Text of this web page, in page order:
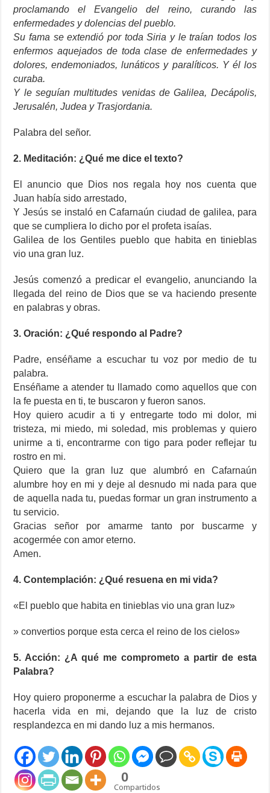
proclamando el Evangelio del reino, curando las
enfermedades y dolencias del pueblo.
Su fama se extendió por toda Siria y le traían todos los
enfermos aquejados de toda clase de enfermedades y
dolores, endemoniados, lunáticos y paralíticos. Y él los
curaba.
Y le seguían multitudes venidas de Galilea, Decápolis,
Jerusalén, Judea y Trasjordania.
Palabra del señor.
2. Meditación: ¿Qué me dice el texto?
El anuncio que Dios nos regala hoy nos cuenta que
Juan había sido arrestado,
Y Jesús se instaló en Cafarnaún ciudad de galilea, para
que se cumpliera lo dicho por el profeta isaías.
Galilea de los Gentiles pueblo que habita en tinieblas
vio una gran luz.
Jesús comenzó a predicar el evangelio, anunciando la
llegada del reino de Dios que se va haciendo presente
en palabras y obras.
3. Oración: ¿Qué respondo al Padre?
Padre, enséñame a escuchar tu voz por medio de tu
palabra.
Enséñame a atender tu llamado como aquellos que con
la fe puesta en ti, te buscaron y fueron sanos.
Hoy quiero acudir a ti y entregarte todo mi dolor, mi
tristeza, mi miedo, mi soledad, mis problemas y quiero
unirme a ti, encontrarme con tigo para poder reflejar tu
rostro en mi.
Quiero que la gran luz que alumbró en Cafarnaún
alumbre hoy en mi y deje al desnudo mi nada para que
de aquella nada tu, puedas formar un gran instrumento a
tu servicio.
Gracias señor por amarme tanto por buscarme y
acogermée con amor eterno.
Amen.
4. Contemplación: ¿Qué resuena en mi vida?
«El pueblo que habita en tinieblas vio una gran luz»
» convertios porque esta cerca el reino de los cielos»
5. Acción: ¿A qué me comprometo a partir de esta
Palabra?
Hoy quiero proponerme a escuchar la palabra de Dios y
hacerla vida en mi, dejando que la luz de cristo
resplandezca en mi dando luz a mis hermanos.
0
Compartidos